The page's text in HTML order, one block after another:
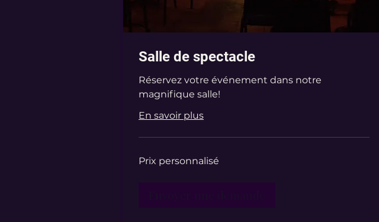
Salle de spectacle
Réservez votre événement dans notre
magnifique salle!
En savoir plus
personnalisé
Prix personnalisé